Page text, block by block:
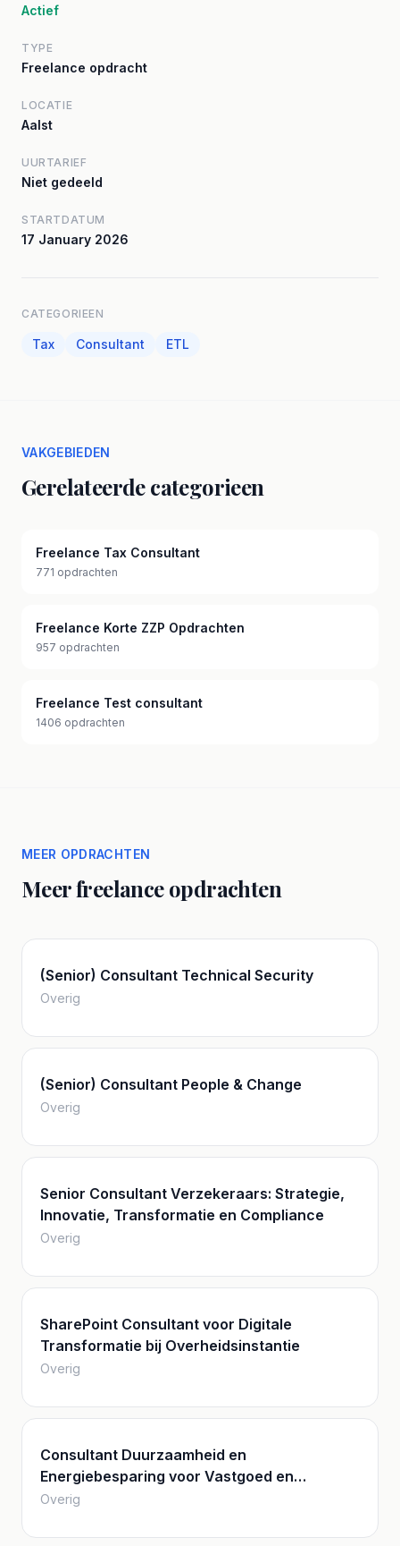
Actief
TYPE
Freelance opdracht
LOCATIE
Aalst
UURTARIEF
Niet gedeeld
STARTDATUM
17 January 2026
CATEGORIEEN
Tax Consultant ETL
VAKGEBIEDEN
Gerelateerde categorieen
Freelance Tax Consultant
771 opdrachten
Freelance Korte ZZP Opdrachten
957 opdrachten
Freelance Test consultant
1406 opdrachten
MEER OPDRACHTEN
Meer freelance opdrachten
(Senior) Consultant Technical Security
Overig
(Senior) Consultant People & Change
Overig
Senior Consultant Verzekeraars: Strategie,
Innovatie, Transformatie en Compliance
Overig
SharePoint Consultant voor Digitale
Transformatie bij Overheidsinstantie
Overig
Consultant Duurzaamheid en
Energiebesparing voor Vastgoed en
Energiemanagement
Overig